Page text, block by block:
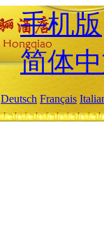
手机版
简体
Deutsch Français